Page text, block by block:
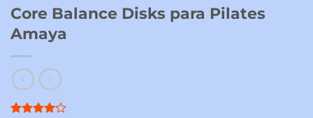
Core Balance Disks para Pilates
Amaya